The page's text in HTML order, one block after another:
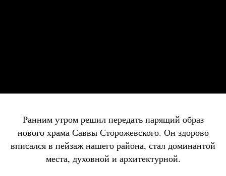
Ранним утром решил передать парящий образ
нового храма Саввы Сторожевского. Он здорово
вписался в пейзаж нашего района, стал доминантой
места, духовной и архитектурной.